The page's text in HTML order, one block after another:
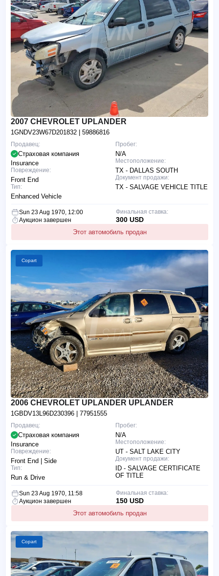
2007 CHEVROLET UPLANDER
1GNDV23W67D201832 | 59886816
Пробег:
N/A
Местоположение:
TX - DALLAS SOUTH
Документ продажи:
TX - SALVAGE VEHICLE TITLE
Продавец:
Страховая компания
Insurance
Повреждение:
Front End
Тип:
Enhanced Vehicle
Sun 23 Aug 1970, 12:00
Аукцион завершен
Этот автомобиль продан
Финальная ставка:
300 USD
Copart
2006 CHEVROLET UPLANDER UPLANDER
1GBDV13L96D230396 | 77951555
Пробег:
N/A
Местоположение:
UT - SALT LAKE CITY
Документ продажи:
ID - SALVAGE CERTIFICATE
OF TITLE
Продавец:
Страховая компания
Insurance
Повреждение:
Front End | Side
Тип:
Run & Drive
Sun 23 Aug 1970, 11:58
Аукцион завершен
Этот автомобиль продан
Финальная ставка:
150 USD
Copart